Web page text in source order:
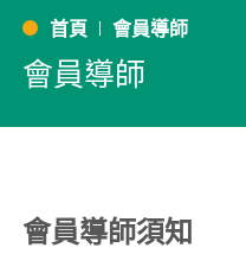
首頁 會員導師
會員導師
會員導師須知